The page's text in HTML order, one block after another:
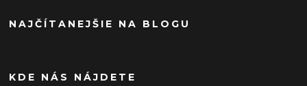
NAJČÍTANEJŠIE NA BLOGU
KDE NÁS NÁJDETE